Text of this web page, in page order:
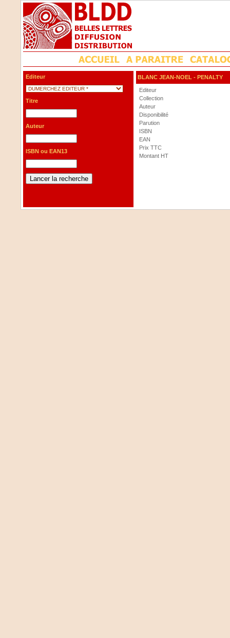
Editeur
Titre
Auteur
ISBN ou EAN13
BLANC JEAN-NOEL - PENALTY
Editeur
Collection
Auteur
Disponibilité
Parution
ISBN
EAN
Prix TTC
Montant HT